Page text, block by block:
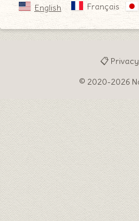
English Français
📋
© 2020-2026